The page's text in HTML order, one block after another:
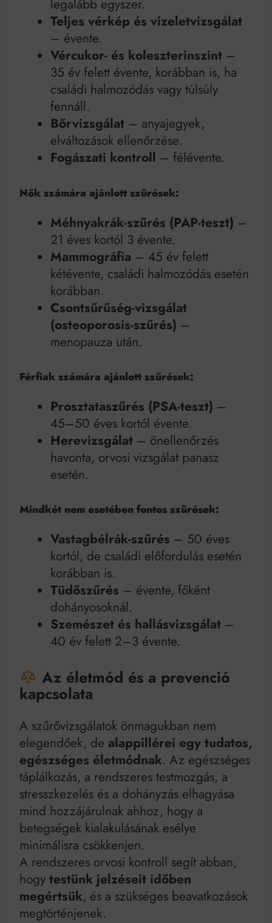
legalább egyszer.
Teljes vérkép és vizeletvizsgálat
– évente.
Vércukor- és koleszterinszint–
35 év felett évente, korábban is, ha
családi halmozódás vagy túlsúly
fennáll.
Bőrvizsgálat– anyajegyek,
elváltozások ellenőrzése.
Fogászati kontroll – félévente.
Nők számára ajánlott szűrések:
Méhnyakrák-szűrés (PAP-teszt) –
21 éves kortól 3 évente.
Mammográfia – 45 év felett
kétévente, családi halmozódás esetén
korábban.
Csontsűrűség-vizsgálat
(osteoporosis-szűrés) –
menopauza után.
Férfiak számára ajánlott szűrések:
Prosztataszűrés (PSA-teszt) –
45–50 éves kortól évente.
Herevizsgálat– önellenőrzés
havonta, orvosi vizsgálat panasz
esetén.
Mindkét nem esetében fontos szűrések:
Vastagbélrák-szűrés – 50 éves
kortól, de családi előfordulás esetén
korábban is.
Tüdőszűrés – évente, főként
dohányosoknál.
Szemészet és hallásvizsgálat–
40 év felett 2–3 évente.
Az életmód és a prevenció
kapcsolata
A szűrővizsgálatok önmagukban nem
elegendőek, de alappillérei egy tudatos,
egészséges életmódnak. Az egészséges
táplálkozás, a rendszeres testmozgás, a
stresszkezelés és a dohányzás elhagyása
mind hozzájárulnak ahhoz, hogy a
betegségek kialakulásának esélye
minimálisra csökkenjen.
A rendszeres orvosi kontroll segít abban,
hogy testünk jelzéseit időben
megértsük, és a szükséges beavatkozások
megtörténjenek.